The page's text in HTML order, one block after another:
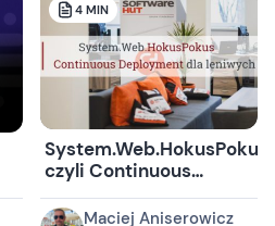
4 MIN
System.Web.HokusPokus
czyli Continuous
Deployment dla
leniwychMaciej Aniserowicz